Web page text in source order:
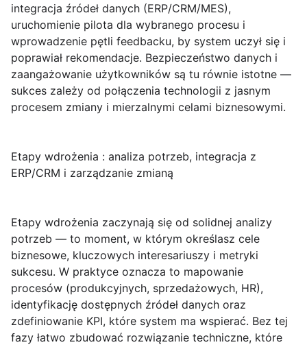
integracja źródeł danych (ERP/CRM/MES),
uruchomienie pilota dla wybranego procesu i
wprowadzenie pętli feedbacku, by system uczył się i
poprawiał rekomendacje. Bezpieczeństwo danych i
zaangażowanie użytkowników są tu równie istotne —
sukces zależy od połączenia technologii z jasnym
procesem zmiany i mierzalnymi celami biznesowymi.
Etapy wdrożenia : analiza potrzeb, integracja z
ERP/CRM i zarządzanie zmianą
Etapy wdrożenia zaczynają się od solidnej analizy
potrzeb — to moment, w którym określasz cele
biznesowe, kluczowych interesariuszy i metryki
sukcesu. W praktyce oznacza to mapowanie
procesów (produkcyjnych, sprzedażowych, HR),
identyfikację dostępnych źródeł danych oraz
zdefiniowanie KPI, które system ma wspierać. Bez tej
fazy łatwo zbudować rozwiązanie techniczne, które